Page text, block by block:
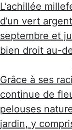
L’achillée
d’un vert
septembre et
bien droit au-
Grâce à ses
continue de
pelouses
jardin, y